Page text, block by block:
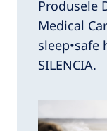
Produsele
Medical
sleep•safe
SILENCIA.